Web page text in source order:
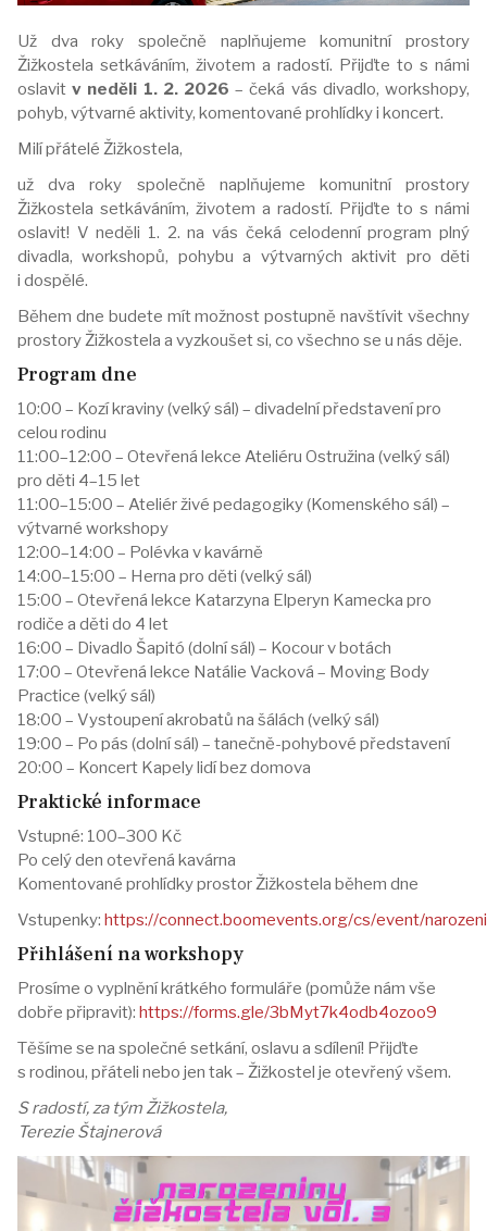
Už dva roky společně naplňujeme komunitní prostory
Žižkostela setkáváním, životem a radostí. Přijďte to s námi
oslavitv neděli 1. 2. 2026– čeká vás divadlo, workshopy,
pohyb, výtvarné aktivity, komentované prohlídky i koncert.
Milí přátelé Žižkostela,
už dva roky společně naplňujeme komunitní prostory
Žižkostela setkáváním, životem a radostí. Přijďte to s námi
oslavit! V neděli 1. 2. na vás čeká celodenní program plný
divadla, workshopů, pohybu a výtvarných aktivit pro děti
i dospělé.
Během dne budete mít možnost postupně navštívit všechny
prostory Žižkostela a vyzkoušet si, co všechno se u nás děje.
Program dne
10:00 – Kozí kraviny (velký sál) – divadelní představení pro
celou rodinu
11:00–12:00 – Otevřená lekce Ateliéru Ostružina (velký sál)
pro děti 4–15 let
11:00–15:00 – Ateliér živé pedagogiky (Komenského sál) –
výtvarné workshopy
12:00–14:00 – Polévka v kavárně
14:00–15:00 – Herna pro děti (velký sál)
15:00 – Otevřená lekce Katarzyna Elperyn Kamecka pro
rodiče a děti do 4 let
16:00 – Divadlo Šapitó (dolní sál) – Kocour v botách
17:00 – Otevřená lekce Natálie Vacková – Moving Body
Practice (velký sál)
18:00 – Vystoupení akrobatů na šálách (velký sál)
19:00 – Po pás (dolní sál) – tanečně-pohybové představení
20:00 – Koncert Kapely lidí bez domova
Praktické informace
Vstupné: 100–300 Kč
Po celý den otevřená kavárna
Komentované prohlídky prostor Žižkostela během dne
Vstupenky: https://connect.boomevents.org/cs/event/
Přihlášení na workshopy
Prosíme o vyplnění krátkého formuláře (pomůže nám vše
dobře připravit): https://forms.gle/3bMyt7k4odb4ozoo9
Těšíme se na společné setkání, oslavu a sdílení! Přijďte
s rodinou, přáteli nebo jen tak – Žižkostel je otevřený všem.
S radostí, za tým Žižkostela,
Terezie Štajnerová